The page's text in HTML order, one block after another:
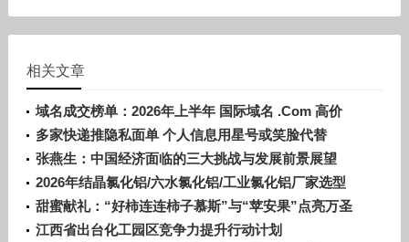
相关文章
域名成交榜单：2026年上半年 国际域名 .Com 高价
交易排行
多家快递推隐私面单 个人信息用星号或笑脸代替
张燕生：中国经济面临的三大挑战与发展前景展望
2026年结晶氯化铝/六水氯化铝/工业氯化铝厂家选型
指南
甜蜜献礼：“好柿连连柿子慕斯”与“苹安果”点亮万圣
夜
江西省出台化工园区竞争力提升行动计划